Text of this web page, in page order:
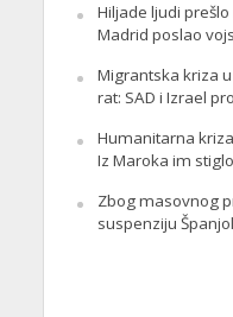
Hiljade ljudi
Madrid poslao
Migrantska kriza
rat: SAD i Izrael
Humanitarna
Iz Maroka im
Zbog masovnog
suspenziju